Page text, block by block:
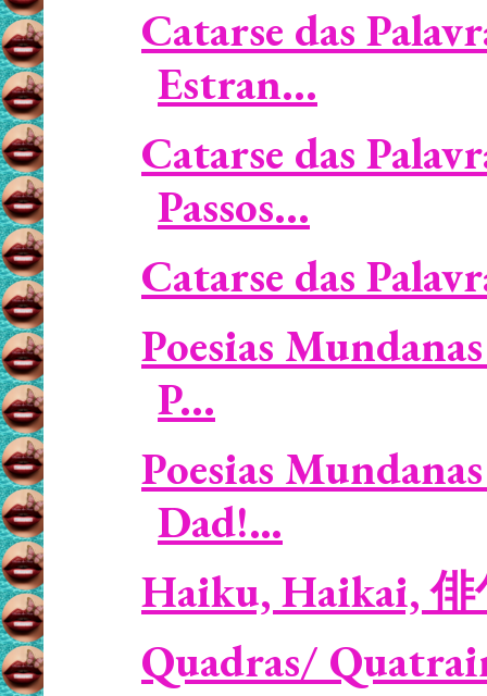
Catarse das
Estran...
Catarse das
Passos...
Catarse das
Poesias
P...
Poesias
Dad!…
Haiku, Haikai, 俳
Quadras/